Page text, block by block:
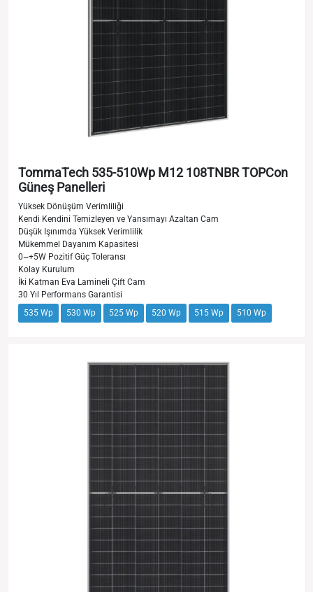
TommaTech 535-510Wp M12 108TNBR TOPCon
Güneş Panelleri
Yüksek Dönüşüm Verimliliği
Kendi Kendini Temizleyen ve Yansımayı Azaltan Cam
Düşük Işınımda Yüksek Verimlilik
Mükemmel Dayanım Kapasitesi
0~+5W Pozitif Güç Toleransı
Kolay Kurulum
İki Katman Eva Lamineli Çift Cam
30 Yıl Performans Garantisi
535 Wp
530 Wp 525 Wp 520 Wp 515 Wp 510 Wp